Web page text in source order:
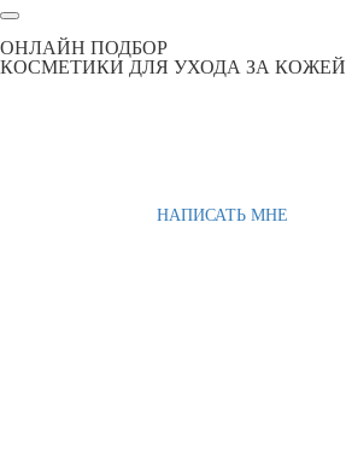
ОНЛАЙН ПОДБОР
КОСМЕТИКИ ДЛЯ УХОДА ЗА КОЖЕЙ
НАПИСАТЬ МНЕ